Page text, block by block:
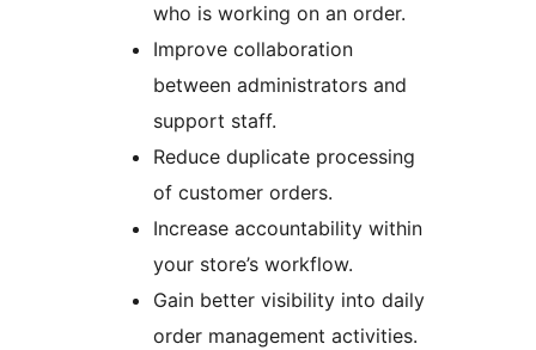
who is working on an order.
Improve collaboration
between administrators and
support staff.
Reduce duplicate processing
of customer orders.
Increase accountability within
your store’s workflow.
Gain better visibility into daily
order management activities.